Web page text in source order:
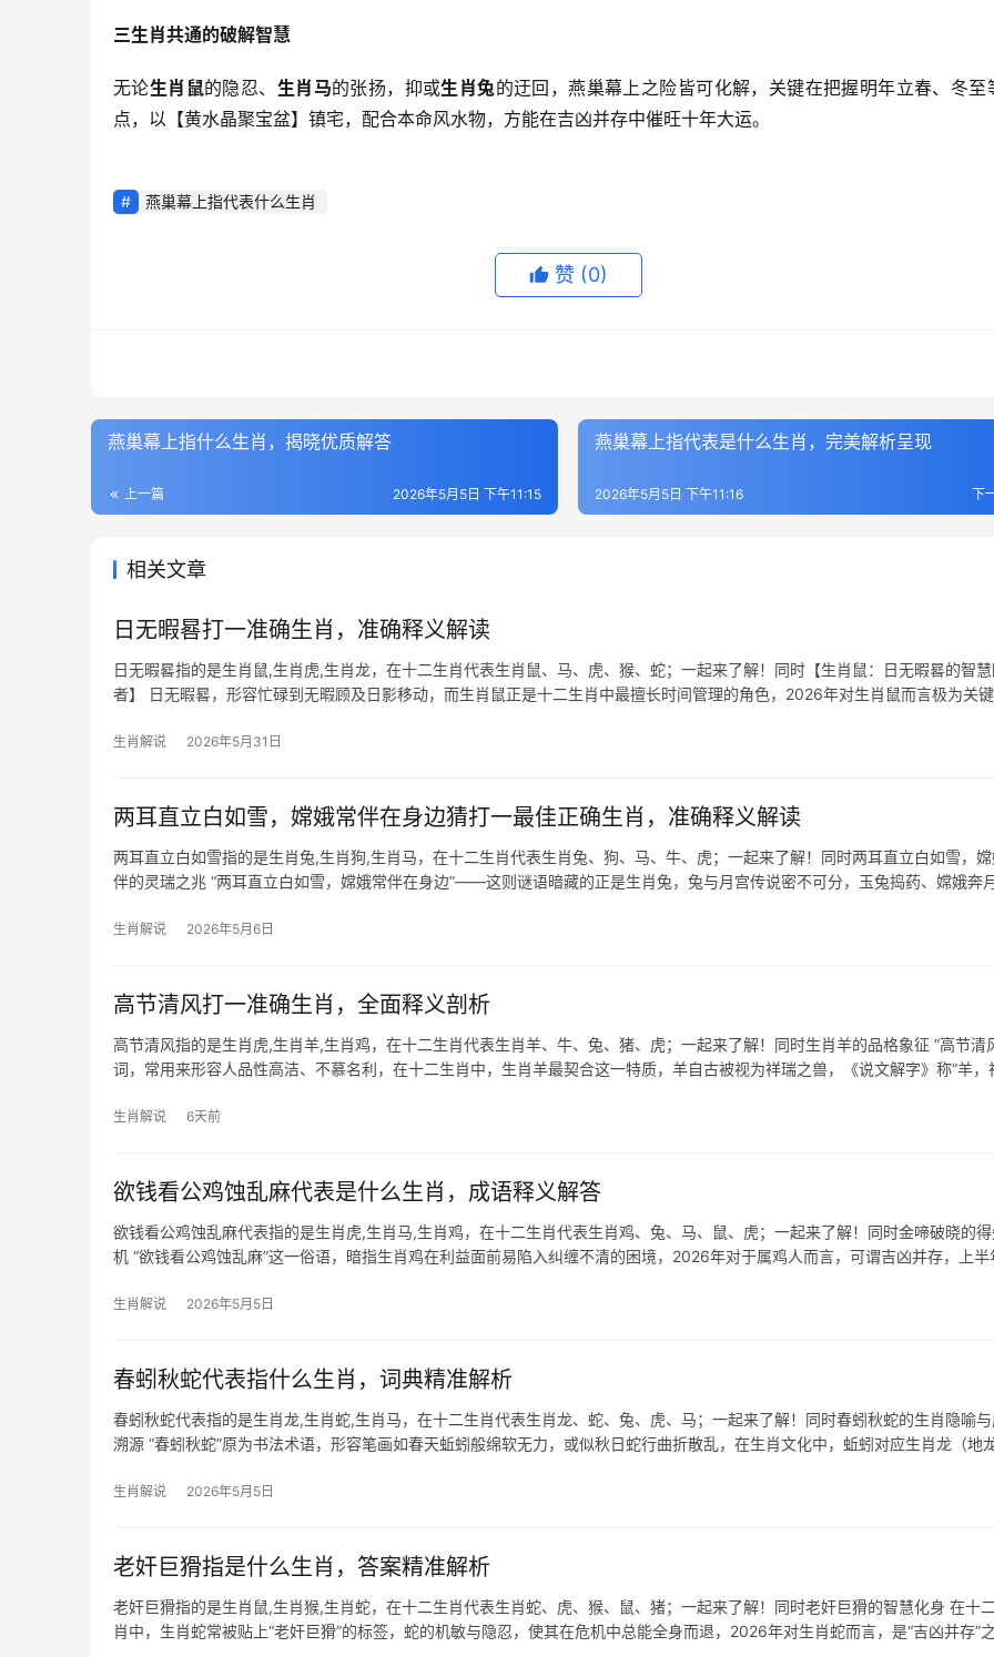
三生肖共通的破解智慧
无论生肖鼠的隐忍、 生肖马的张扬，抑或生肖兔的迂回，燕巢幕上之险皆可化解，关键在把握明年立春、冬至
点，以【黄水晶聚宝盆】镇宅，配合本命风水物，方能在吉凶并存中催旺十年大运。
燕巢幕上指代表什么生肖
赞 (0)
燕巢幕上指什么生肖，揭晓优质解答
上一篇 2026年5月5日 下午11:15
燕巢幕上指代表是什么生肖，完美解析呈现
下
2026年5月5日 下午11:16
相关文章
日无暇晷打一准确生肖，准确释义解读
日无暇晷指的是生肖鼠,生肖虎,生肖龙，在十二生肖代表生肖鼠、马、虎、猴、蛇；一起来了解！同时【生肖鼠：日无暇晷的智
者】 日无暇晷，形容忙碌到无暇顾及日影移动，而生肖鼠正是十二生肖中最擅长时间管理的角色，2026年对生肖鼠而言极为关
生肖解说 2026年5月31日
两耳直立白如雪，嫦娥常伴在身边猜打一最佳正确生肖，准确释义解读
两耳直立白如雪指的是生肖兔,生肖狗,生肖马，在十二生肖代表生肖兔、狗、马、牛、虎；一起来了解！同时两耳直立白如雪，
伴的灵瑞之兆 “两耳直立白如雪，嫦娥常伴在身边”——这则谜语暗藏的正是生肖兔，兔与月宫传说密不可分，玉兔捣药、嫦娥奔
生肖解说 2026年5月6日
高节清风打一准确生肖，全面释义剖析
高节清风指的是生肖虎,生肖羊,生肖鸡，在十二生肖代表生肖羊、牛、兔、猪、虎；一起来了解！同时生肖羊的品格象征 “高节清
词，常用来形容人品性高洁、不慕名利，在十二生肖中，生肖羊最契合这一特质，羊自古被视为祥瑞之兽，《说文解字》称“羊，
生肖解说 6天前
欲钱看公鸡蚀乱麻代表是什么生肖，成语释义解答
欲钱看公鸡蚀乱麻代表指的是生肖虎,生肖马,生肖鸡，在十二生肖代表生肖鸡、兔、马、鼠、虎；一起来了解！同时金啼破晓的
机 “欲钱看公鸡蚀乱麻”这一俗语，暗指生肖鸡在利益面前易陷入纠缠不清的困境，2026年对于属鸡人而言，可谓吉凶并存，上半
生肖解说 2026年5月5日
春蚓秋蛇代表指什么生肖，词典精准解析
春蚓秋蛇代表指的是生肖龙,生肖蛇,生肖马，在十二生肖代表生肖龙、蛇、兔、虎、马；一起来了解！同时春蚓秋蛇的生肖隐喻
溯源 “春蚓秋蛇”原为书法术语，形容笔画如春天蚯蚓般绵软无力，或似秋日蛇行曲折散乱，在生肖文化中，蚯蚓对应生肖龙（地
生肖解说 2026年5月5日
老奸巨猾指是什么生肖，答案精准解析
老奸巨猾指的是生肖鼠,生肖猴,生肖蛇，在十二生肖代表生肖蛇、虎、猴、鼠、猪；一起来了解！同时老奸巨猾的智慧化身 在十
肖中，生肖蛇常被贴上“老奸巨猾”的标签，蛇的机敏与隐忍，使其在危机中总能全身而退，2026年对生肖蛇而言，是“吉凶并存”